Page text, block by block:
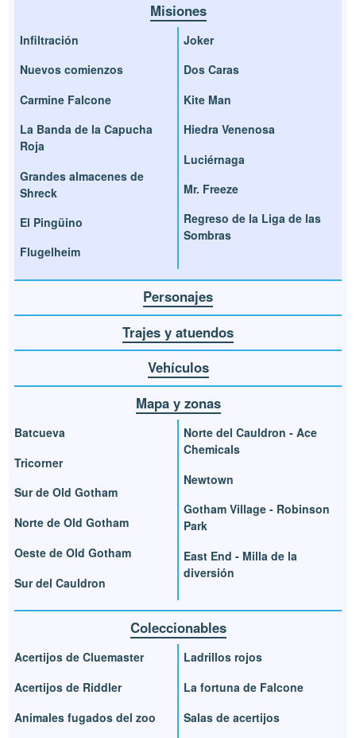
Misiones
Infiltración
Nuevos comienzos
Carmine Falcone
La Banda de la Capucha
Roja
Grandes almacenes de
Shreck
El Pingüino
Flugelheim
Joker
Dos Caras
Kite Man
Hiedra Venenosa
Luciérnaga
Mr. Freeze
Regreso de la Liga de las
Sombras
Personajes
Trajes y atuendos
Vehículos
Mapa y zonas
Batcueva
Tricorner
Sur de Old Gotham
Norte de Old Gotham
Oeste de Old Gotham
Sur del Cauldron
Norte del Cauldron - Ace
Chemicals
Newtown
Gotham Village - Robinson
Park
East End - Milla de la
diversión
Coleccionables
Acertijos de Cluemaster
Acertijos de Riddler
Animales fugados del zoo
Ladrillos rojos
La fortuna de Falcone
Salas de acertijos